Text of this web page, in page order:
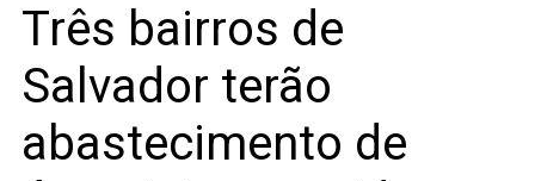
Três bairros de
Salvador terão
abastecimento de